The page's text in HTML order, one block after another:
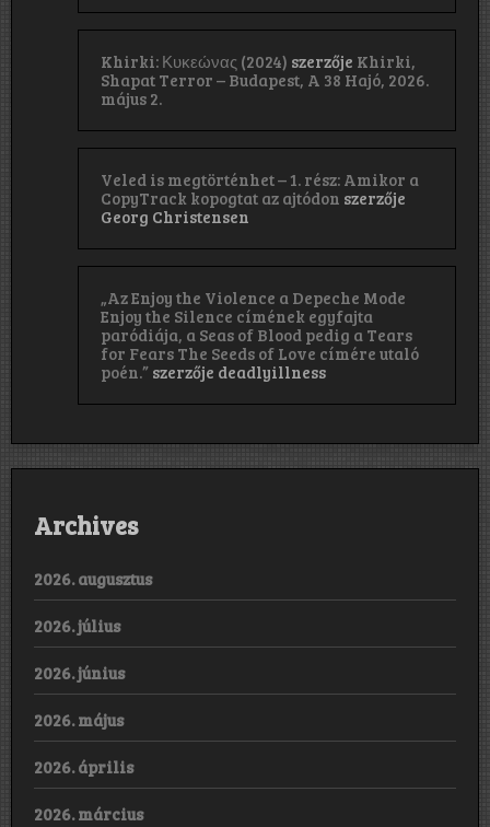
Khirki: Κ​υ​κ​ε​ώ​ν​α​ς (2024) szerzője Khirki,
Shapat Terror – Budapest, A 38 Hajó, 2026.
május 2.
Veled is megtörténhet – 1. rész: Amikor a
CopyTrack kopogtat az ajtódon szerzője
Georg Christensen
„Az Enjoy the Violence a Depeche Mode
Enjoy the Silence címének egyfajta
paródiája, a Seas of Blood pedig a Tears
for Fears The Seeds of Love címére utaló
poén.” szerzője deadlyillness
Archives
2026. augusztus
2026. július
2026. június
2026. május
2026. április
2026. március